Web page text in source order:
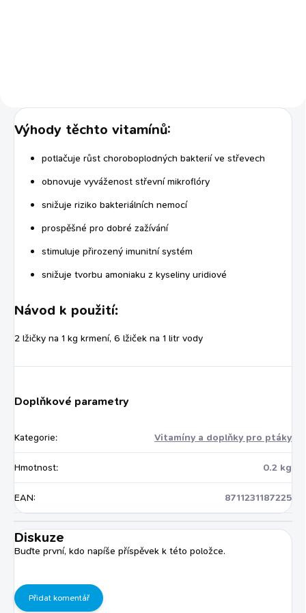
Výhody těchto vitamínů:
potlačuje růst choroboplodných bakterií ve střevech
obnovuje vyváženost střevní mikroflóry
snižuje riziko bakteriálních nemocí
prospěšné pro dobré zažívání
stimuluje přirozený imunitní systém
snižuje tvorbu amoniaku z kyseliny uridiové
Návod k použití:
2 lžičky na 1 kg krmení, 6 lžiček na 1 litr vody
Doplňkové parametry
Kategorie: Vitamíny a doplňky pro ptáky
Hmotnost: 0.2 kg
EAN: 8711231187225
Diskuze
Buďte první, kdo napíše příspěvek k této položce.
Přidat komentář